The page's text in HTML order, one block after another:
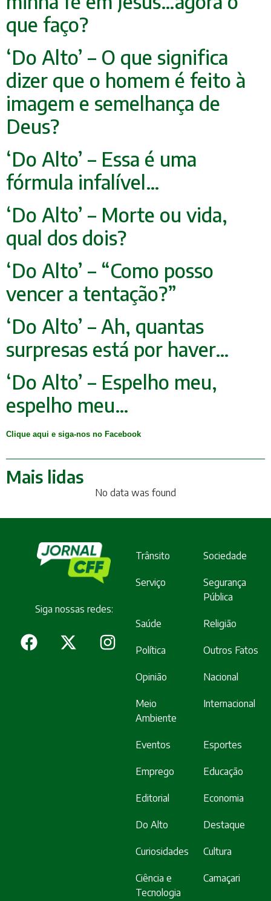
que faço?
‘Do Alto’ – O que significa
dizer que o homem é feito à
imagem e semelhança de
Deus?
‘Do Alto’ – Essa é uma
fórmula infalível…
‘Do Alto’ – Morte ou vida,
qual dos dois?
‘Do Alto’ – “Como posso
vencer a tentação?”
‘Do Alto’ – Ah, quantas
surpresas está por haver…
‘Do Alto’ – Espelho meu,
espelho meu…
Clique aqui e siga-nos no Facebook
Mais lidas
No data was found
Siga nossas redes:
Trânsito Sociedade
Serviço
Segurança
Pública
Saúde Religião
Política Outros Fatos
Opinião Nacional
Meio
Ambiente
Internacional
Eventos Esportes
Emprego Educação
Editorial Economia
Do Alto Destaque
Curiosidades Cultura
Ciência e
Tecnologia
Camaçari